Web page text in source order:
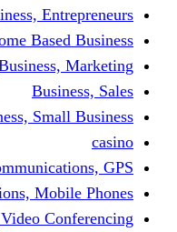
Business,
Business, Home
Business,
Communications,
Communications, Video